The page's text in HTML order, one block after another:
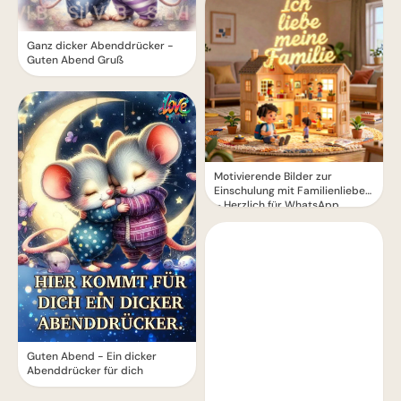
Ganz dicker Abenddrücker -
Guten Abend Gruß
Guten Abend - Ein dicker
Abenddrücker für dich
Motivierende Bilder zur
Einschulung mit Familienliebe
– Herzlich für WhatsApp